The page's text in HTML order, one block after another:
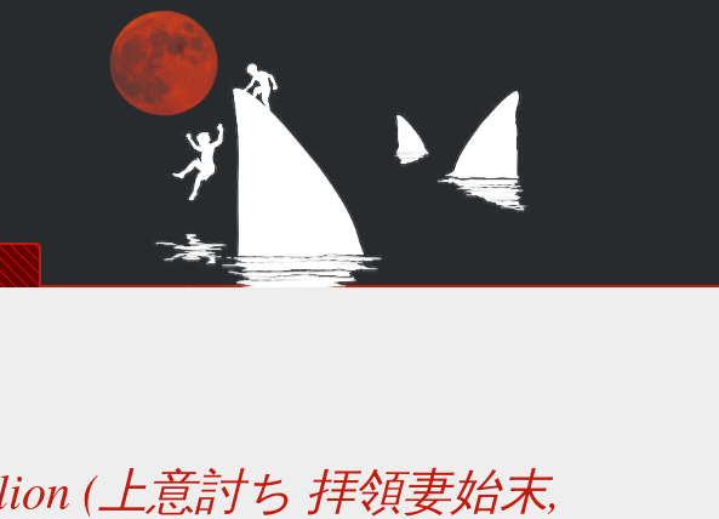
(上意討ち 拝領妻始末,